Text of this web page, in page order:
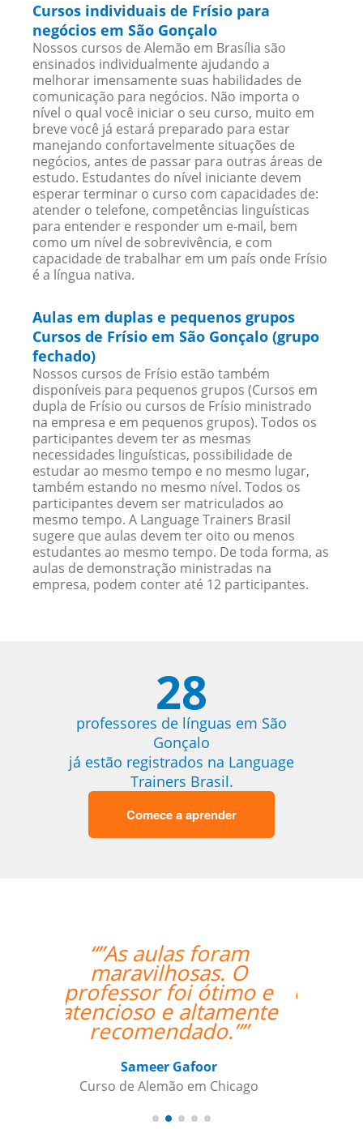
Cursos individuais de Frísio para
negócios em São Gonçalo
Nossos cursos de Alemão em Brasília são
ensinados individualmente ajudando a
melhorar imensamente suas habilidades de
comunicação para negócios. Não importa o
nível o qual você iniciar o seu curso, muito em
breve você já estará preparado para estar
manejando confortavelmente situações de
negócios, antes de passar para outras áreas de
estudo. Estudantes do nível iniciante devem
esperar terminar o curso com capacidades de:
atender o telefone, competências linguísticas
para entender e responder um e-mail, bem
como um nível de sobrevivência, e com
capacidade de trabalhar em um país onde Frísio
é a língua nativa.
Aulas em duplas e pequenos grupos
Cursos de Frísio em São Gonçalo (grupo
fechado)
Nossos cursos de Frísio estão também
disponíveis para pequenos grupos (Cursos em
dupla de Frísio ou cursos de Frísio ministrado
na empresa e em pequenos grupos). Todos os
participantes devem ter as mesmas
necessidades linguísticas, possibilidade de
estudar ao mesmo tempo e no mesmo lugar,
também estando no mesmo nível. Todos os
participantes devem ser matriculados ao
mesmo tempo. A Language Trainers Brasil
sugere que aulas devem ter oito ou menos
estudantes ao mesmo tempo. De toda forma, as
aulas de demonstração ministradas na
empresa, podem conter até 12 participantes.
28
professores de línguas em São
Gonçalo
já estão registrados na Language
Trainers Brasil.
Comece a aprender
“”I was really happy
with the overall
experience. Aline was
an amazing teacher
and I made so much
Thank you so much!””
Curso de Português em Cuiabá